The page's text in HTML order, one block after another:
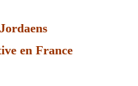
en France